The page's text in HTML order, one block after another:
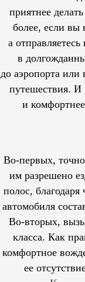
приятнее
более, если вы
а
в
до аэропорта или
путешествия. И
и
Во-первых,
им разрешено
полос, благодаря
автомобиля
Во-вторых,
класса. Как
комфортное
ее